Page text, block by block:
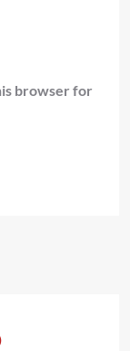
browser for